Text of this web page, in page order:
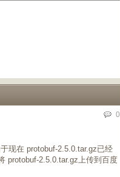
0
现在 protobuf-2.5.0.tar.gz已经
protobuf-2.5.0.tar.gz上传到百度